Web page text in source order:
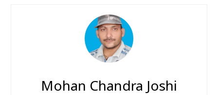
Mohan Chandra Joshi